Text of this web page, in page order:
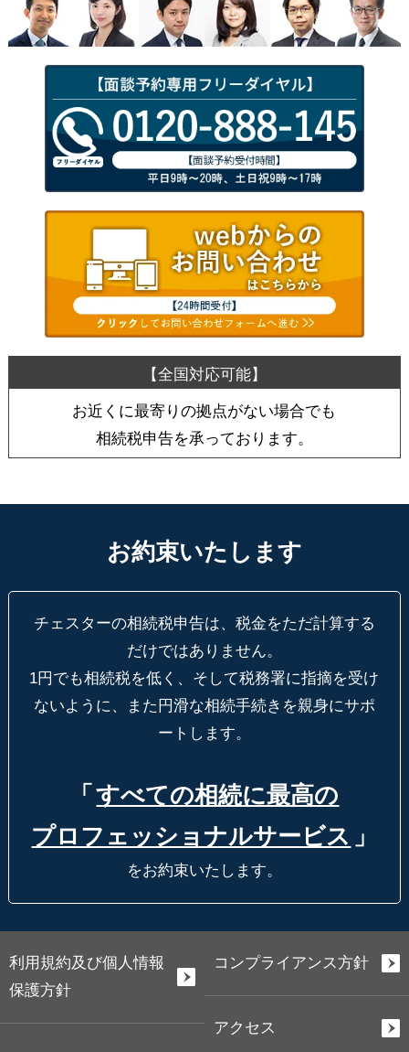
お近くに最寄りの拠点がない場合でも
相続税申告を承っております。
お約束いたします
チェスターの相続税申告は、税金をただ計算する
だけではありません。
1円でも相続税を低く、そして税務署に指摘を受け
ないように、
また円滑な相続手続きを親身にサポ
ートします。
「 すべての相続に最高の
プロフェッショナルサービス 」
をお約束いたします。
利用規約及び個人情報
保護方針
コンプライアンス方針
アクセス